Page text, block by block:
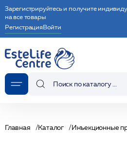
Зарегистрируйтесь и получите
на все товары
РегистрацияВойти
Главная Каталог Инъекционные